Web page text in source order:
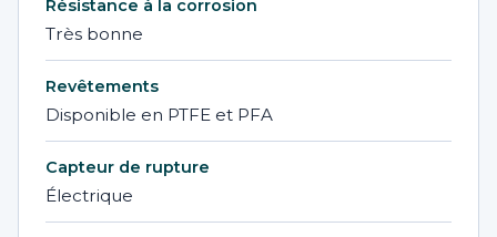
Résistance à la corrosion
Très bonne
Revêtements
Disponible en PTFE et PFA
Capteur de rupture
Électrique